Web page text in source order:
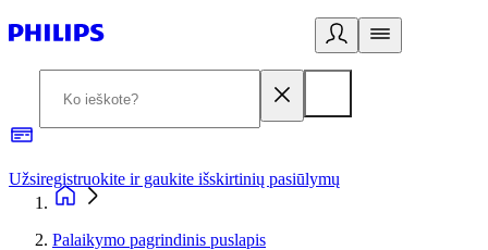
Užsiregistruokite ir gaukite išskirtinių pasiūlymų
Palaikymo pagrindinis puslapis